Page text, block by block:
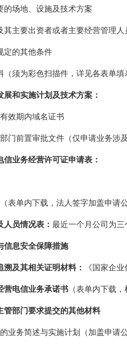
的场地、设施及技术方案
其主要出资者或者主要经营管理
定的其他条件
（须为彩色扫描件，详见各表单填
展和实施计划及技术方案：
有效期内域名证书
门前置审批文件（仅申请业务涉
信业务经营许可证申请表 ：
（表单内下载，法人签字加盖申请
人员情况表 ：最近一个月公司为三
信息安全保障措施
溯及其相关证明材料： 《国家企
营电信业务承诺书 （表单内下载，
管部门要求提交的其他材料
的业务简述与实施计划 （加盖申请